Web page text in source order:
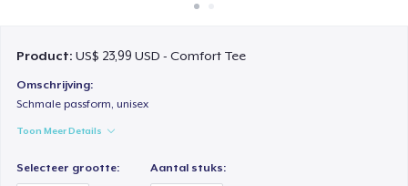
Product:US$ 23,99 USD - Comfort Tee
Omschrijving:
Schmale passform, unisex
Toon Meer Details
Selecteer grootte: Aantal stuks: